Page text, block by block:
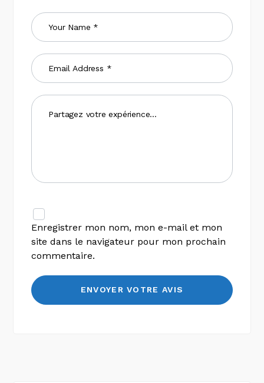
Enregistrer mon nom, mon e-mail et mon
site dans le navigateur pour mon prochain
commentaire.